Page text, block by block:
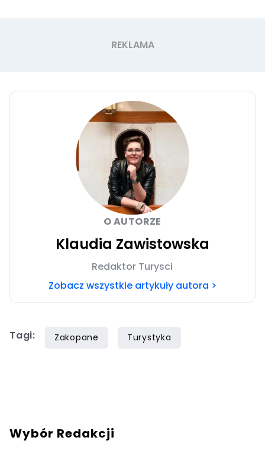
O AUTORZE
Klaudia Zawistowska
Redaktor Turysci
Zobacz wszystkie artykuły autora >
Tagi: Zakopane Turystyka
Wybór Redakcji